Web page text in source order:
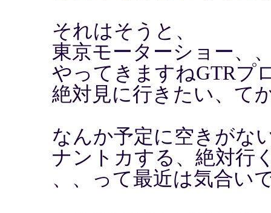
それはそうと、
東京モーターショー、
やってきますねGTRプ
絶対見に行きたい、て
なんか予定に空きがな
ナントカする、絶対行
、、って最近は気合い